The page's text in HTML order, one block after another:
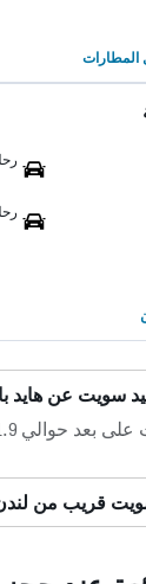
المطارات
سويت عن هايد
قريب من